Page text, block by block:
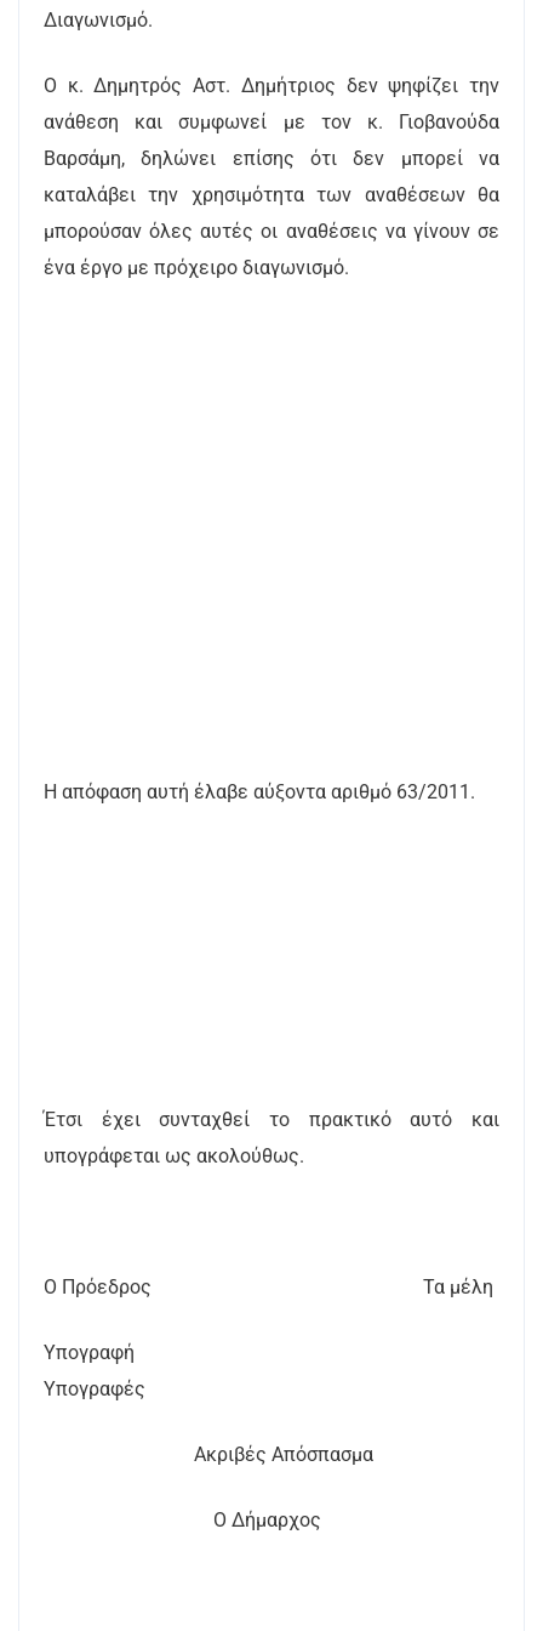
Διαγωνισμό.
Ο κ. Δημητρός Αστ. Δημήτριος δεν ψηφίζει την
ανάθεση και συμφωνεί με τον κ. Γιοβανούδα
Βαρσάμη, δηλώνει επίσης ότι δεν μπορεί να
καταλάβει την χρησιμότητα των αναθέσεων θα
μπορούσαν όλες αυτές οι αναθέσεις να γίνουν σε
ένα έργο με πρόχειρο διαγωνισμό.
Η απόφαση αυτή έλαβε αύξοντα αριθμό 63/2011.
Έτσι έχει συνταχθεί το πρακτικό αυτό και
υπογράφεται ως ακολούθως.
Ο Πρόεδρος Τα μέλη
Υπογραφή
Υπογραφές
Ακριβές Απόσπασμα
Ο Δήμαρχος